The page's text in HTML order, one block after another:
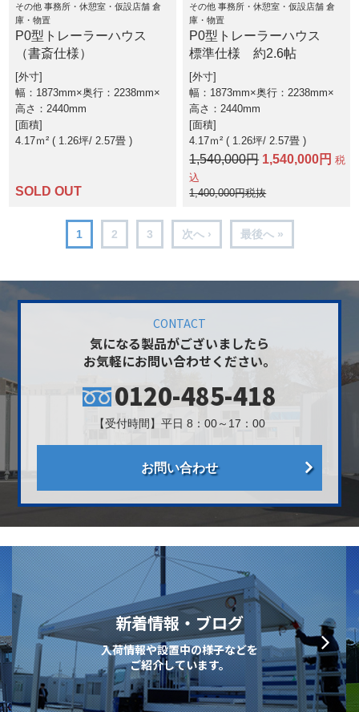
その他 事務所・休憩室・仮設店舗 倉
庫・物置
P0型トレーラーハウス
（書斎仕様）
外寸
幅：1873mm×奥行：2238mm×
高さ：2440mm
面積
4.17ｍ² ( 1.26坪 2.57畳 )
SOLD OUT
その他 事務所・休憩室・仮設店舗 倉
庫・物置
P0型トレーラーハウス
標準仕様 約2.6帖
外寸
幅：1873mm×奥行：2238mm×
高さ：2440mm
面積
4.17ｍ² ( 1.26坪 2.57畳 )
1,540,000円 1,540,000円 税
込
1,400,000円税抜
1 2 3 次へ › 最後へ »
CONTACT
気になる製品がございましたら
お気軽にお問い合わせください。
0120-485-418
【受付時間】平日 8：00～17：00
お問い合わせ
新着情報・ブログ
入荷情報や設置中の様子などを
ご紹介しています。